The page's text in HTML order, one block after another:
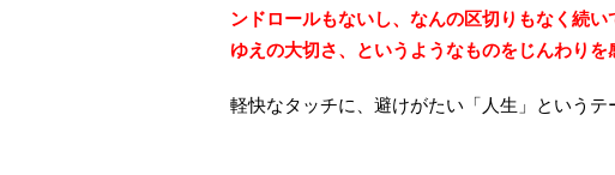
ンドロールもないし、なんの区切りもなく続
ゆえの大切さ、というようなものをじんわりを
軽快なタッチに、避けがたい「人生」というテ